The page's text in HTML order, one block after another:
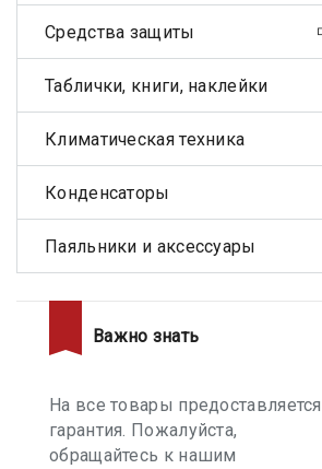
Средства защиты
Таблички, книги, наклейки
Климатическая техника
Конденсаторы
Паяльники и аксессуары
Важно знать
На все товары предоставляется
гарантия. Пожалуйста,
обращайтесь к нашим